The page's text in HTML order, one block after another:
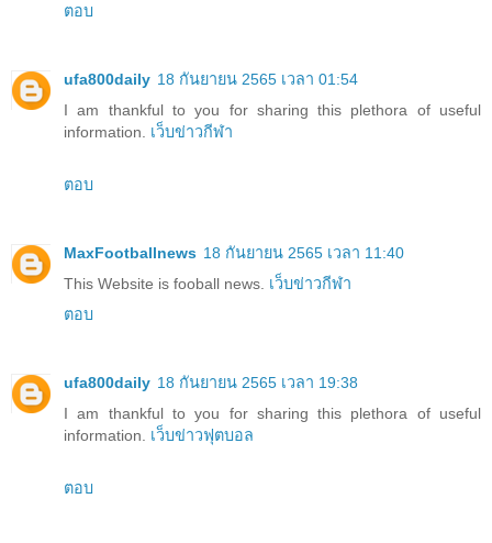
ตอบ
ufa800daily 18 กันยายน 2565 เวลา 01:54
I am thankful to you for sharing this plethora of useful
information. เว็บข่าวกีฬา
ตอบ
MaxFootballnews 18 กันยายน 2565 เวลา 11:40
This Website is fooball news. เว็บข่าวกีฬา
ตอบ
ufa800daily 18 กันยายน 2565 เวลา 19:38
I am thankful to you for sharing this plethora of useful
information. เว็บข่าวฟุตบอล
ตอบ